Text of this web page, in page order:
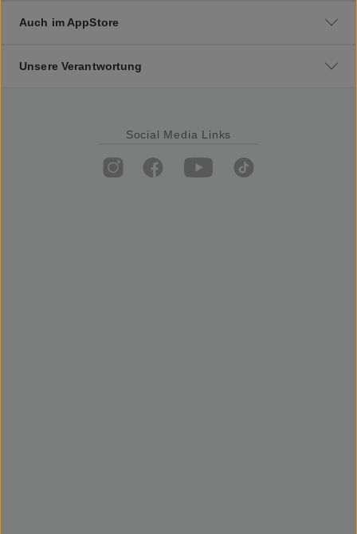
Auch im AppStore
Unsere Verantwortung
Social Media Links